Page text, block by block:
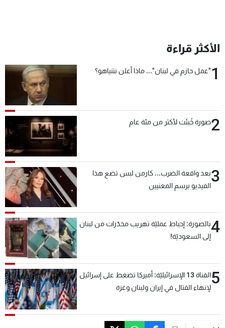
الأكثر قراءة
1"عمل حازم في لبنان"... ماذا أعلن نتنياهو؟
2صورة خُبئت لأكثر من مئة عام
3بعد واقعة الضرب... كارمن لبس تضع هذا
الفيديو برسم المعنيين
4بالصورة: إحباط عمليّة تهريب مخدّرات من لبنان
إلى السعوديّة!
5
القناة 13 الإسرائيليّة: أميركا تضغط على إسرائيل
لإنهاء القتال في إيران ولبنان وغزة